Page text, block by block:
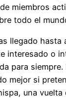
miembros
todo el
llegado hasta
interesado o
para
mejor si
una vuelta